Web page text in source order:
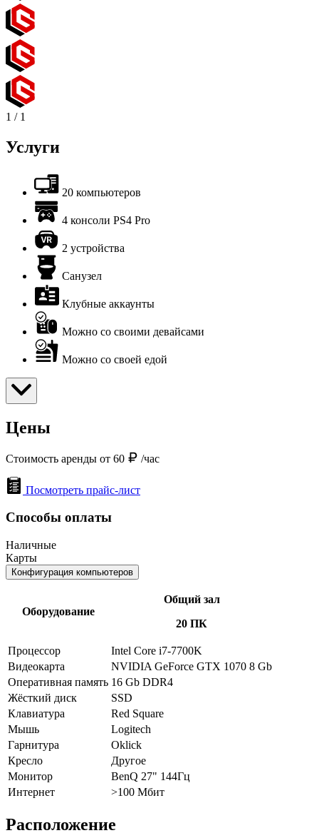
1 / 1
Услуги
20 компьютеров
4 консоли PS4 Pro
2 устройства
Санузел
Клубные аккаунты
Можно со своими девайсами
Можно со своей едой
Цены
Стоимость аренды от 60 /час
Посмотреть прайс-лист
Способы оплаты
Наличные
Карты
Конфигурация компьютеров
Оборудование
Общий зал
20 ПК
Процессор
Intel Core i7-7700K
Видеокарта
NVIDIA GeForce GTX 1070 8 Gb
Оперативная память 16 Gb DDR4
Жёсткий диск
SSD
Клавиатура
Red Square
Мышь
Logitech
Гарнитура
Oklick
Кресло
Другое
Монитор
BenQ 27" 144Гц
Интернет
>100 Мбит
Расположение